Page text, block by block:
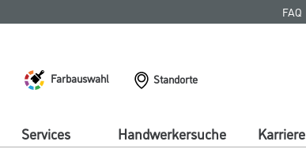
FAQ
Farbauswahl
Standorte
Services Handwerkersuche Karriere